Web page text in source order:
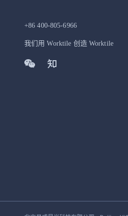
+86 400-805-6966
我们用 Worktile 创造 Worktile